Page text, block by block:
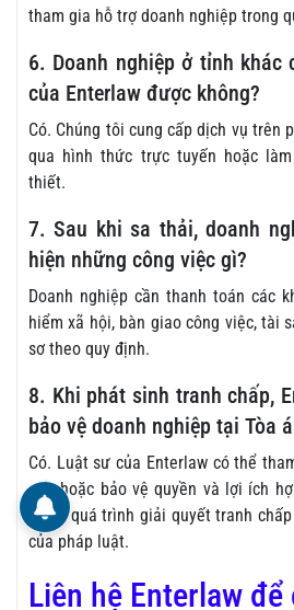
tham gia hỗ trợ doanh nghiệp trong
6. Doanh nghiệp ở tỉnh khác
của Enterlaw được không?
Có. Chúng tôi cung cấp dịch vụ trên
qua hình thức trực tuyến hoặc
thiết.
7. Sau khi sa thải, doanh
hiện những công việc gì?
Doanh nghiệp cần thanh toán các
hiểm xã hội, bàn giao công việc, tài
sơ theo quy định.
8. Khi phát sinh tranh chấp,
bảo vệ doanh nghiệp tại Tòa
Có. Luật sư của Enterlaw có thể
giải hoặc bảo vệ quyền và lợi ích
trong quá trình giải quyết tranh
của pháp luật.
Liên hệ Enterlaw